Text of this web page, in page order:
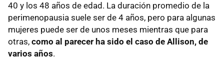
40 y los 48 años de edad. La duración promedio de la
perimenopausia suele ser de 4 años, pero para algunas
mujeres puede ser de unos meses mientras que para
otras, como al parecer ha sido el caso de Allison, de
varios años.